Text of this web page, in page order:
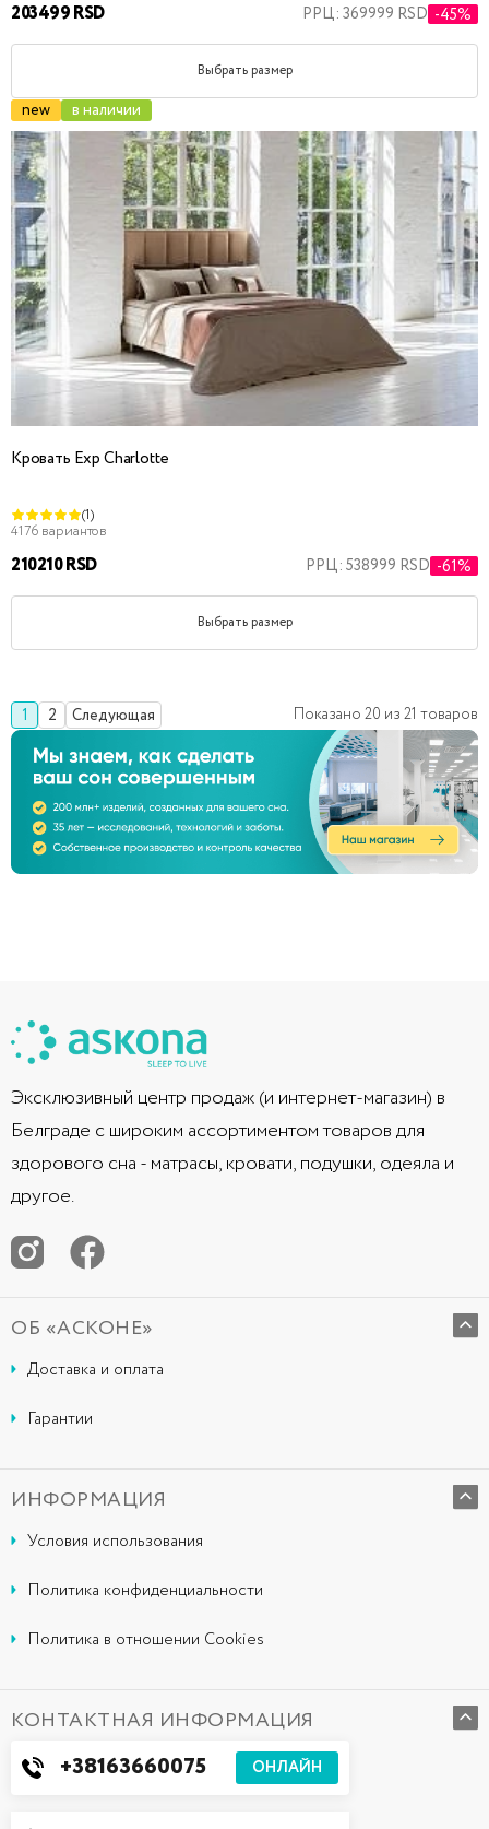
203499 RSD РРЦ: 369999 RSD -45%
Выбрать размер
new в наличии
Кровать Exp Charlotte
(1)
4176 вариантов
210210 RSD РРЦ: 538999 RSD -61%
Выбрать размер
1 2 Следующая Показано 20 из 21 товаров
Эксклюзивный центр продаж (и интернет-магазин) в
Белграде с широким ассортиментом товаров для
здорового сна - матрасы, кровати, подушки, одеяла и
другое.
ОБ «АСКОНЕ»
Доставка и оплата
Гарантии
ИНФОРМАЦИЯ
Условия использования
Политика конфиденциальности
Политика в отношении Cookies
КОНТАКТНАЯ ИНФОРМАЦИЯ
+38163660075 ОНЛАЙН